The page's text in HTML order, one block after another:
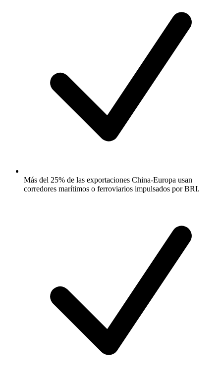
Más del 25% de las exportaciones China-Europa usan
corredores marítimos o ferroviarios impulsados por BRI.